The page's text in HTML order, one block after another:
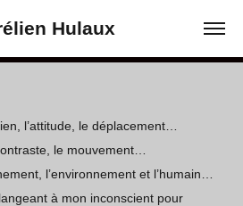
Hulaux
l’attitude, le déplacement…
le mouvement…
l’environnement et l’humain…
à mon inconscient pour